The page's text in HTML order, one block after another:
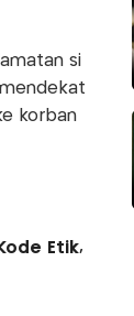
si
korban
Etik,